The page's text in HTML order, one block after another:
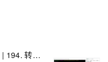
LeetCode刷题 Shell编程四则 | 194. 转置文件 192. 统计词频 193. 有效电话号码 195. 第十行